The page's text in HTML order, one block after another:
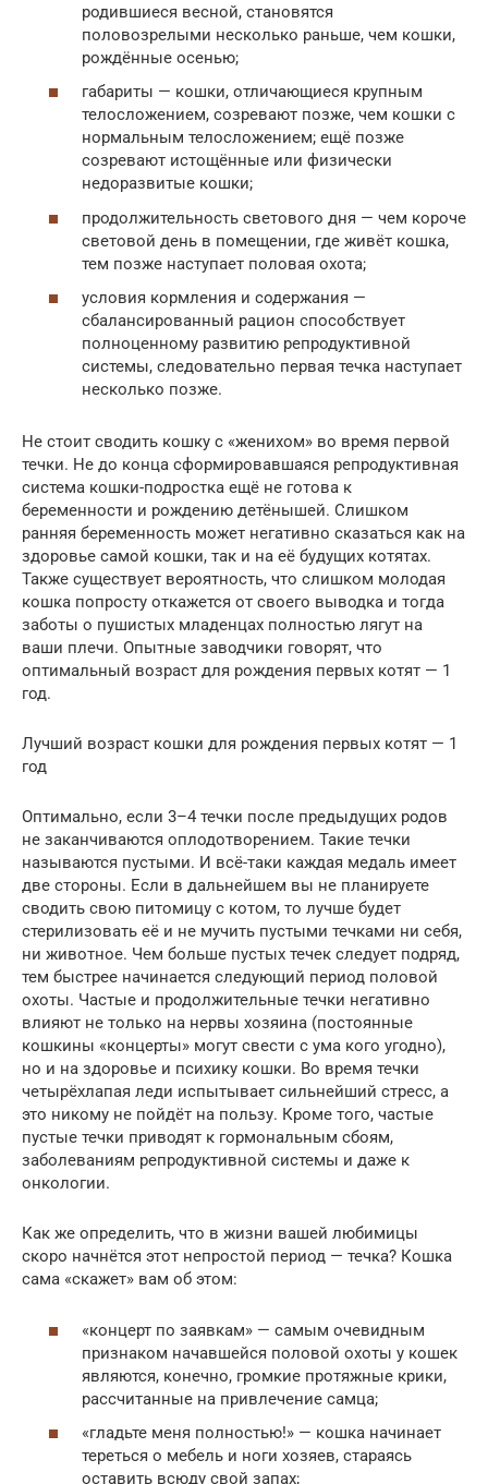
родившиеся весной, становятся
половозрелыми несколько раньше, чем кошки,
рождённые осенью;
габариты — кошки, отличающиеся крупным
телосложением, созревают позже, чем кошки с
нормальным телосложением; ещё позже
созревают истощённые или физически
недоразвитые кошки;
продолжительность светового дня — чем короче
световой день в помещении, где живёт кошка,
тем позже наступает половая охота;
условия кормления и содержания —
сбалансированный рацион способствует
полноценному развитию репродуктивной
системы, следовательно первая течка наступает
несколько позже.
Не стоит сводить кошку с «женихом» во время первой
течки. Не до конца сформировавшаяся репродуктивная
система кошки-подростка ещё не готова к
беременности и рождению детёнышей. Слишком
ранняя беременность может негативно сказаться как на
здоровье самой кошки, так и на её будущих котятах.
Также существует вероятность, что слишком молодая
кошка попросту откажется от своего выводка и тогда
заботы о пушистых младенцах полностью лягут на
ваши плечи. Опытные заводчики говорят, что
оптимальный возраст для рождения первых котят — 1
год.
Лучший возраст кошки для рождения первых котят — 1
год
Оптимально, если 3–4 течки после предыдущих родов
не заканчиваются оплодотворением. Такие течки
называются пустыми. И всё-таки каждая медаль имеет
две стороны. Если в дальнейшем вы не планируете
сводить свою питомицу с котом, то лучше будет
стерилизовать её и не мучить пустыми течками ни себя,
ни животное. Чем больше пустых течек следует подряд,
тем быстрее начинается следующий период половой
охоты. Частые и продолжительные течки негативно
влияют не только на нервы хозяина (постоянные
кошкины «концерты» могут свести с ума кого угодно),
но и на здоровье и психику кошки. Во время течки
четырёхлапая леди испытывает сильнейший стресс, а
это никому не пойдёт на пользу. Кроме того, частые
пустые течки приводят к гормональным сбоям,
заболеваниям репродуктивной системы и даже к
онкологии.
Как же определить, что в жизни вашей любимицы
скоро начнётся этот непростой период — течка? Кошка
сама «скажет» вам об этом:
«концерт по заявкам» — самым очевидным
признаком начавшейся половой охоты у кошек
являются, конечно, громкие протяжные крики,
рассчитанные на привлечение самца;
«гладьте меня полностью!» — кошка начинает
тереться о мебель и ноги хозяев, стараясь
оставить всюду свой запах;